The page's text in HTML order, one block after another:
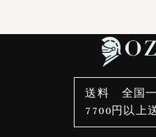
色から選ぶ
スタイルから選ぶ
定番シャツ
財布・名刺入れ
送料 全国一
7700円以上